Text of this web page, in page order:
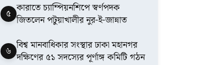
৫ কারাতে চ্যাম্পিয়নশিপে স্বর্ণপদক
জিতলেন পটুয়াখালীর নুর-ই-জান্নাত
৬ বিশ্ব মানবাধিকার সংস্থার ঢাকা মহানগর
দক্ষিণের ৫১ সদস্যের পূর্ণাঙ্গ কমিটি গঠন